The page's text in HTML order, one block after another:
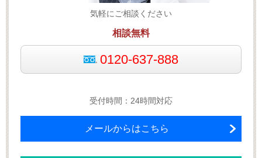
気軽にご相談ください
相談無料
0120-637-888
受付時間：24時間対応
メールからはこちら